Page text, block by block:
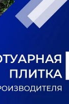
региона